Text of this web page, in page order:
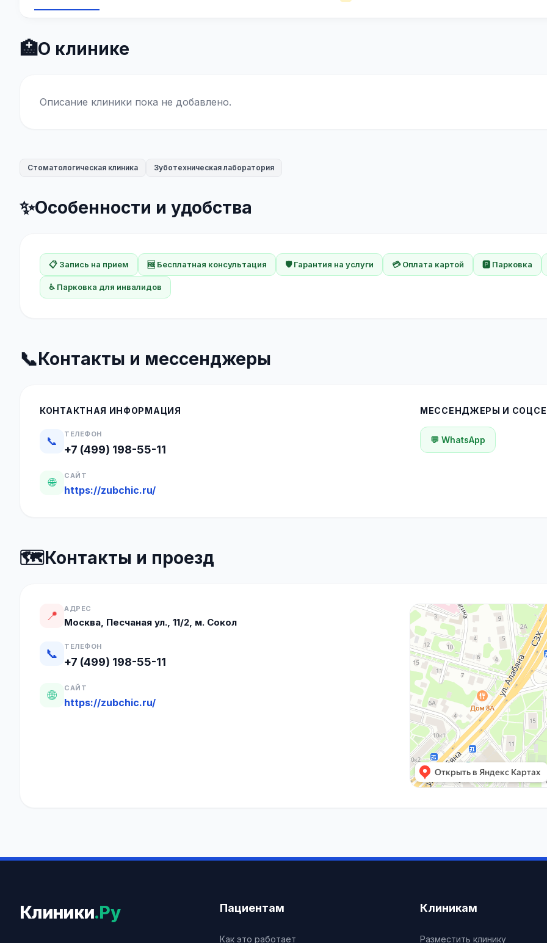
🏥О клинике
Описание клиники пока не добавлено.
Стоматологическая клиника Зуботехническая лаборатория
✨Особенности и удобства
📋 Запись на прием 🆓 Бесплатная консультация 🛡️ Гарантия на услуги 💳 Оплата картой 🅿️ Парковка
♿ Парковка для инвалидов
📞Контакты и мессенджеры
КОНТАКТНАЯ ИНФОРМАЦИЯ
📞
ТЕЛЕФОН
+7 (499) 198-55-11
🌐
САЙТ
https://zubchic.ru/
МЕССЕНДЖЕРЫ И
💬 WhatsApp
🗺️Контакты и проезд
📍 АДРЕС
Москва, Песчаная ул., 11/2, м. Сокол
📞 ТЕЛЕФОН
+7 (499) 198-55-11
🌐 САЙТ
https://zubchic.ru/
Клиники.Ру Пациентам
Как это работает
Клиникам
Разместить клинику